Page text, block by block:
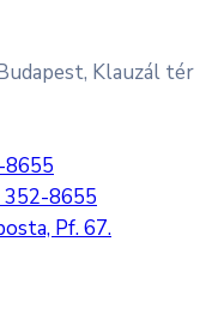
Klauzál tér
8655
352-8655
Pf. 67.